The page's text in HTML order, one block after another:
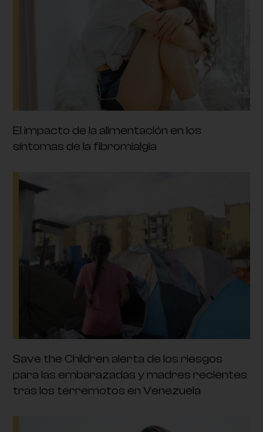
El impacto de la alimentación en los
síntomas de la fibromialgia
Save the Children alerta de los riesgos
para las embarazadas y madres recientes
tras los terremotos en Venezuela